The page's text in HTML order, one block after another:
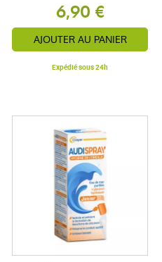
6,90 €
AJOUTER AU PANIER
Expédié sous 24h